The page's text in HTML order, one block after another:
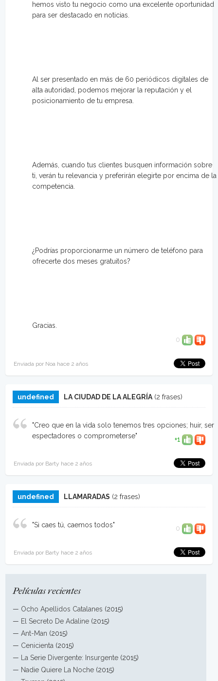
hemos visto tu negocio como una excelente oportunidad
para ser destacado en noticias.
Al ser presentado en más de 60 periódicos digitales de
alta autoridad, podemos mejorar la reputación y el
posicionamiento de tu empresa.
Además, cuando tus clientes busquen información sobre
ti, verán tu relevancia y preferirán elegirte por encima de la
competencia.
¿Podrías proporcionarme un número de teléfono para
ofrecerte dos meses gratuitos?
Gracias.
0
Enviada por Noa hace 2 años
undefined LA CIUDAD DE LA ALEGRÍA (2 frases)
"Creo que en la vida solo tenemos tres opciones; huir, ser
espectadores o comprometerse"
+1
Enviada por Barty hace 2 años
undefined LLAMARADAS (2 frases)
"Si caes tú, caemos todos" 0
Enviada por Barty hace 2 años
Películas recientes
— Ocho Apellidos Catalanes (2015)
— El Secreto De Adaline (2015)
—Ant-Man (2015)
— Cenicienta (2015)
—
La Serie Divergente: Insurgente (2015)
— Nadie Quiere La Noche (2015)